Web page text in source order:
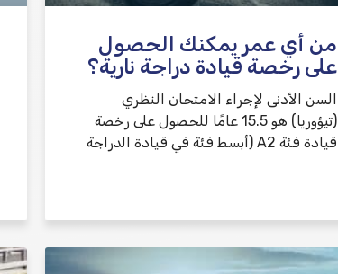
من أي عمر يمكنك الحصول
على رخصة قيادة دراجة نارية؟
السن الأدنى لإجراء الامتحان النظري
(تيؤوريا) هو 15.5 عامًا للحصول على رخصة
قيادة فئة A2 (أبسط فئة في قيادة الدراجة